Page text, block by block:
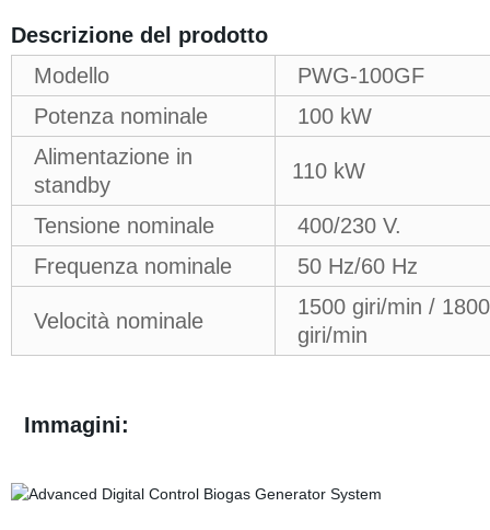
Descrizione del prodotto
Modello
PWG-100GF
Potenza nominale
100 kW
Alimentazione in
standby
110 kW
Tensione nominale
400/230 V.
Frequenza nominale
50 Hz/60 Hz
Velocità nominale
1500 giri/min / 1800
giri/min
Immagini: